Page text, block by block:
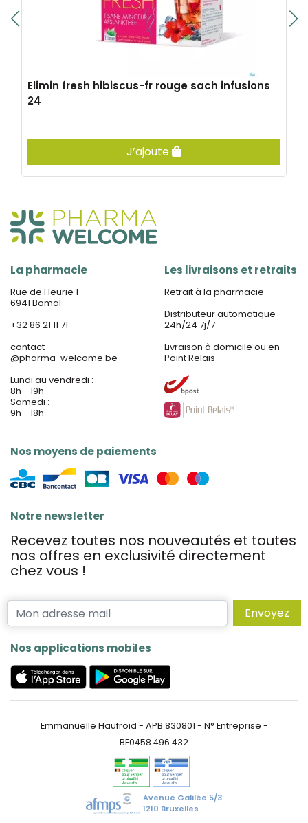
Elimin fresh hibiscus-fr rouge sach infusions
24
J’ajoute
La pharmacie
Rue de Fleurie 1
6941 Bomal
+32 86 21 11 71
contact
@pharma-welcome.be
Lundi au vendredi :
8h - 19h
Samedi :
9h - 18h
Nos moyens de paiements
Les livraisons et retraits
Retrait à la pharmacie
Distributeur automatique
24h/24 7j/7
Livraison à domicile ou en
Point Relais
Notre newsletter
Recevez toutes nos nouveautés et toutes
nos offres en exclusivité directement
chez vous !
Envoyez
Nos applications mobiles
Emmanuelle Haufroid - APB 830801 - N° Entreprise -
BE0458.496.432
Avenue Galilée 5/3
1210 Bruxelles